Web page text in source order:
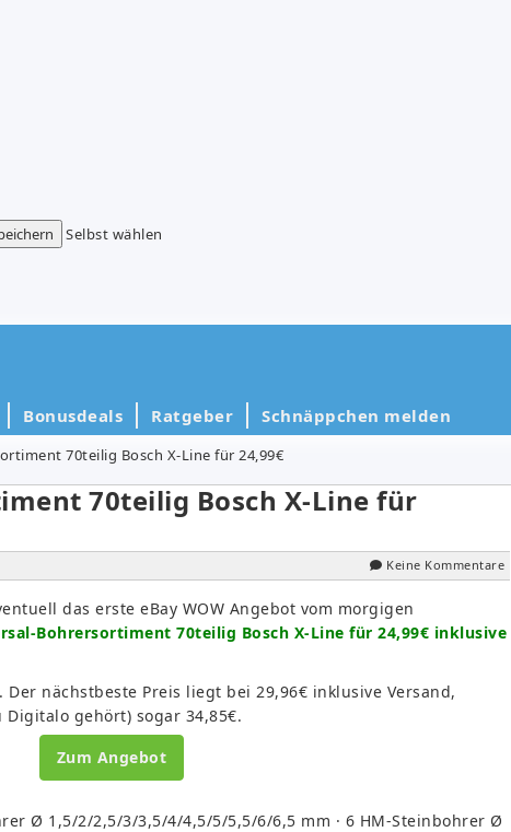
Selbst wählen
Bonusdeals Ratgeber Schnäppchen melden
70teilig Bosch X-Line für 24,99€
70teilig Bosch X-Line für
Keine Kommentare
das erste eBay WOW Angebot vom morgigen
Bohrersortiment 70teilig Bosch X-Line für 24,99€ inklusive
nächstbeste Preis liegt bei 29,96€ inklusive Versand,
gehört) sogar 34,85€.
Zum Angebot
Ø 1,5/2/2,5/3/3,5/4/4,5/5/5,5/6/6,5 mm · 6 HM-Steinbohrer Ø